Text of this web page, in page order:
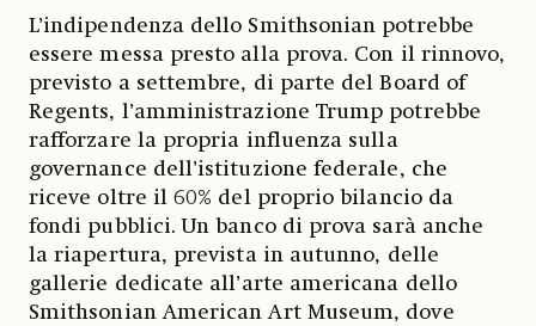
L’indipendenza dello Smithsonian potrebbe
essere messa presto alla prova. Con il rinnovo,
previsto a settembre, di parte del Board of
Regents, l’amministrazione Trump potrebbe
rafforzare la propria influenza sulla
governance dell’istituzione federale, che
riceve oltre il 60% del proprio bilancio da
fondi pubblici. Un banco di prova sarà anche
la riapertura, prevista in autunno, delle
gallerie dedicate all’arte americana dello
Smithsonian American Art Museum, dove